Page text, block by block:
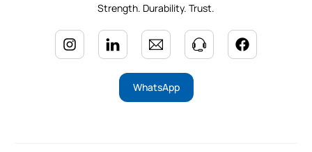
Strength. Durability. Trust.
WhatsApp